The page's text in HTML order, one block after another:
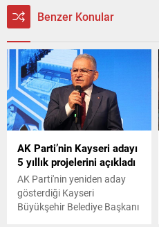
Benzer Konular
AK Parti’nin Kayseri adayı
5 yıllık projelerini açıkladı
AK Parti'nin yeniden aday
gösterdiği Kayseri
Büyükşehir Belediye Başkanı